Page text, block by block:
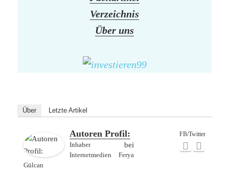
Verzeichnis
Über uns
Über Letzte Artikel
FB/Twitter
Autoren Profil:
Inhaberbei
Internetmedien Ferya
Gülcan